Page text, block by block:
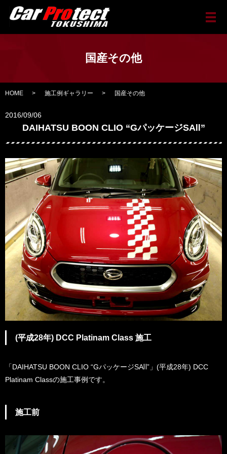
メ
国産その他
HOME 施工例ギャラリー 国産その他
2016/09/06
DAIHATSU BOON CLIO “GパッケージSAⅡ”
(平成28年) DCC Platinam Class 施工
「DAIHATSU BOON CLIO “GパッケージSAⅡ”」(平成28年) DCC
Platinam Classの施工事例です。
施工前